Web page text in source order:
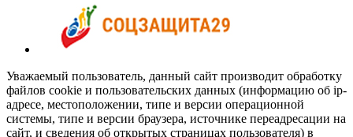
Уважаемый пользователь, данный сайт производит обработку
файлов cookie и пользовательских данных (информацию об ip-
адресе, местоположении, типе и версии операционной
системы, типе и версии браузера, источнике переадресации на
сайт, и сведения об открытых страницах пользователя) в